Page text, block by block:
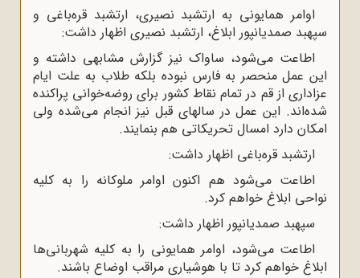
اوامر همایونى به ارتشبد نصیرى، ارتشبد قره‌باغى و
سپهبد صمدیانپور ابلاغ، ارتشبد نصیرى اظهار داشت:
اطاعت مى‌شود، ساواک نیز گزارش مشابهى داشته و
این عمل منحصر به فارس نبوده بلکه طلاب به علت ایام
عزادارى از قم در تمام نقاط کشور براى روضه‌خوانى پراکنده
شده‌اند. این عمل در سالهاى قبل نیز انجام مى‌شده ولى
امکان دارد امسال تحریکاتى هم بنمایند.
ارتشبد قره‌باغى اظهار داشت:
اطاعت مى‌شود هم اکنون اوامر ملوکانه را به کلیه
نواحى ابلاغ خواهم کرد.
سپهبد صمدیانپور اظهار داشت:
اطاعت مى‌شود، اوامر همایونى را به کلیه شهربانى‌ها
ابلاغ خواهم کرد تا با هوشیارى مراقب اوضاع باشند.